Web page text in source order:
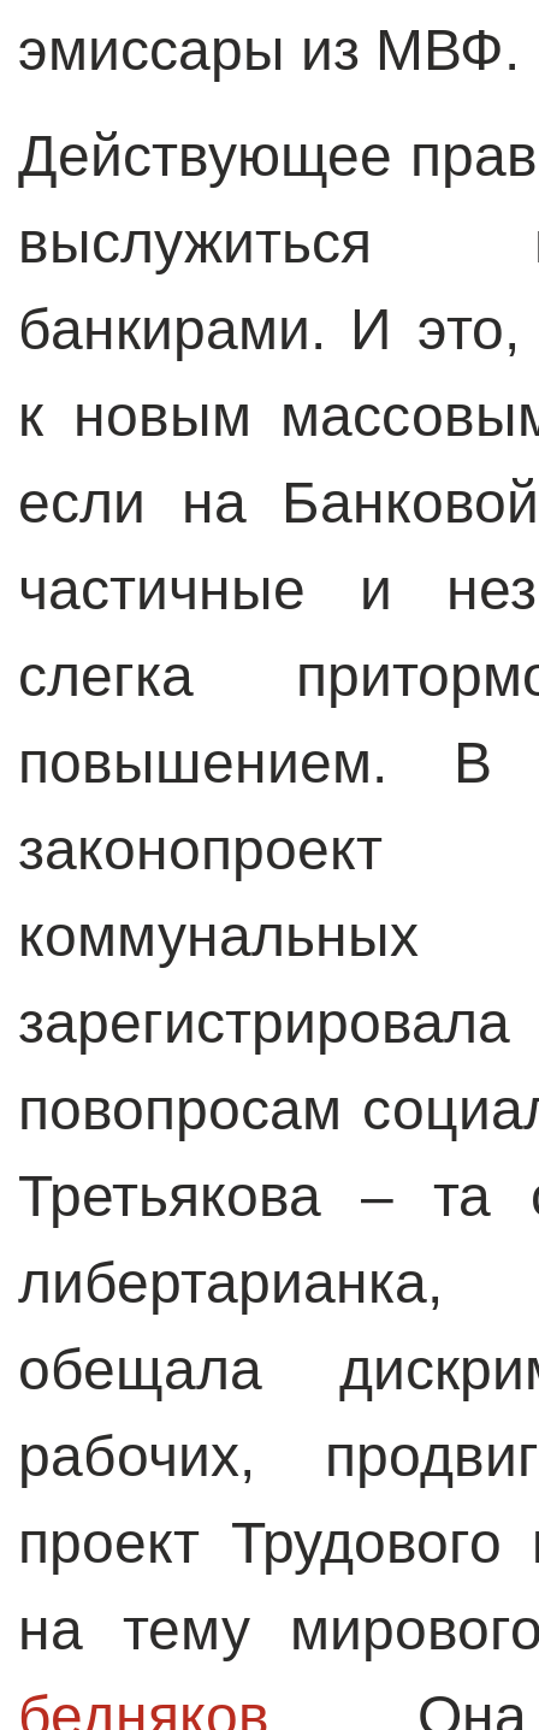
эмиссары из МВФ.
Действующее
выслужиться
банкирами. И
к новым
если на
частичные и
слегка
повышением. В
повопросам
Третьякова – та
обещала
рабочих,
проект
на тему
бедняков . Она